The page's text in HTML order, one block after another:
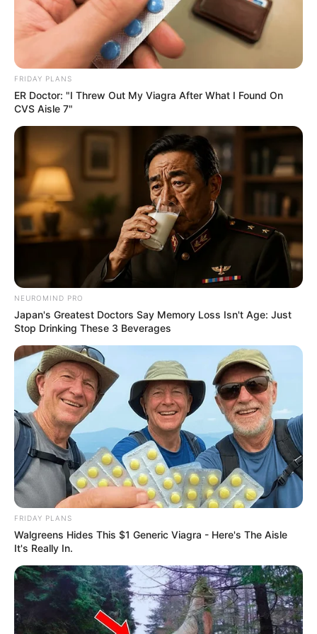
Oberpfalz
und unterTagesausflugsziele für Neumar
kt in der Oberpfalzzu finden. Es gibt die Möglichkeit
fehlendeAusflugstipps einzutragen
Veranstaltung Neumarkt in der Oberpfalz eintragen
Hier geht es zu den schönsten Ausflugszielen in
ganz Deutschland
Zu denschönsten Ausflugszielen in Deutschland
auch dieschönsten Städtesowieeinmalige und
unverwechselbare Sehenswürdigkeiten.
FRIDAY PLANS
ER Doctor: "I Threw Out My Viagra After What I Found On
CVS Aisle 7"
NEUROMIND PRO
Japan's Greatest Doctors Say Memory Loss Isn't Age: Just
Stop Drinking These 3 Beverages
FRIDAY PLANS
Walgreens Hides This $1 Generic Viagra - Here's The Aisle
It's Really In.